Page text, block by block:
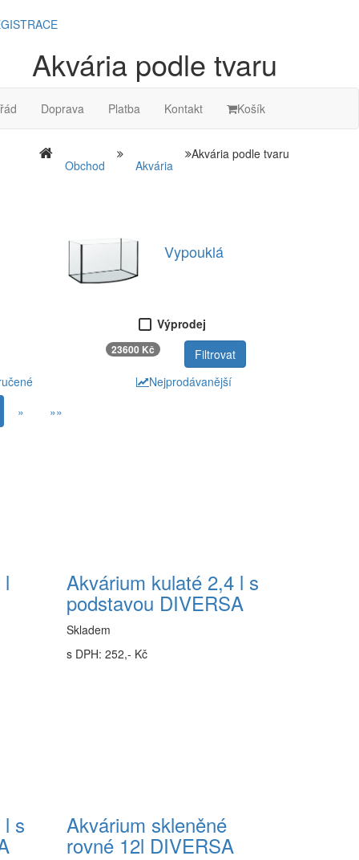
Akvária podle tvaru
Doprava Platba Kontakt Košík
Obchod Akvária
Akvária podle tvaru
Vypouklá
Výprodej
23600 Kč
Nejprodávanější
» »»
l Akvárium kulaté 2,4 l s
podstavou DIVERSA
Skladem
s DPH: 252,- Kč
s Akvárium skleněné
rovné 12l DIVERSA